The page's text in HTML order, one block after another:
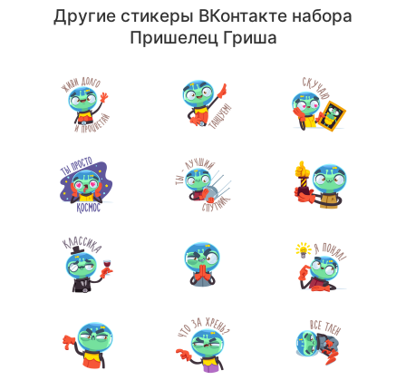
Другие стикеры ВКонтакте набора
Пришелец Гриша